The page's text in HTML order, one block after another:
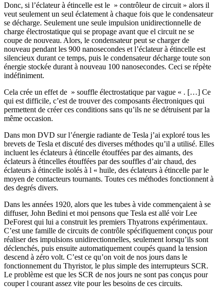
Donc, si l’éclateur à étincelle est le » contrôleur de circuit » alors il
veut seulement un seul éclatement à chaque fois que le condensateur
se décharge. Seulement une seule impulsion unidirectionnelle de
charge électrostatique qui se propage avant que el circuit ne se
coupe de nouveau. Alors, le condensateur peut se charger de
nouveau pendant les 900 nanosecondes et l’éclateur à étincelle est
silencieux durant ce temps, puis le condensateur décharge toute son
énergie stockée durant à nouveau 100 nanosecondes. Ceci se répète
indéfiniment.
Cela crée un effet de » souffle électrostatique par vague « . […] Ce
qui est difficile, c’est de trouver des composants électroniques qui
permettent de créer ces conditions sans qu’ils ne se détruisent par la
même occasion.
Dans mon DVD sur l’énergie radiante de Tesla j’ai exploré tous les
brevets de Tesla et discuté des diverses méthodes qu’il a utilisé. Elles
incluent les éclateurs à étincelle étouffées par des aimants, des
éclateurs à étincelles étouffées par des souffles d’air chaud, des
éclateurs à étincelle isolés à l « huile, des éclateurs à étincelle par le
moyen de contacteurs tournants. Toutes ces méthodes fonctionnent à
des degrés divers.
Dans les années 1920, alors que les tubes à vide commençaient à se
diffuser, John Bedini et moi pensons que Tesla est allé voir Lee
DeForest qui lui a construit les premiers Thyatrons expérimentaux.
C’est une famille de circuits de contrôle spécifiquement conçus pour
réaliser des impulsions unidirectionnelles, seulement lorsqu’ils sont
déclenchés, puis ensuite automatiquement coupés quand la tension
descend à zéro volt. C’est ce qu’on voit de nos jours dans le
fonctionnement du Thyristor, le plus simple des interrupteurs SCR.
Le problème est que les SCR de nos jours ne sont pas conçus pour
couper l courant assez vite pour les besoins de ces circuits.